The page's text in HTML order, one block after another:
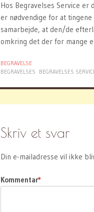
Hos Begravelses Service
er nødvendige for at
samarbejde, at den/de
omkring det der for mange
BEGRAVELSE
BEGRAVELSES
BEGRAVELSES
Skriv et svar
Din e-mailadresse vil ikke
Kommentar
*